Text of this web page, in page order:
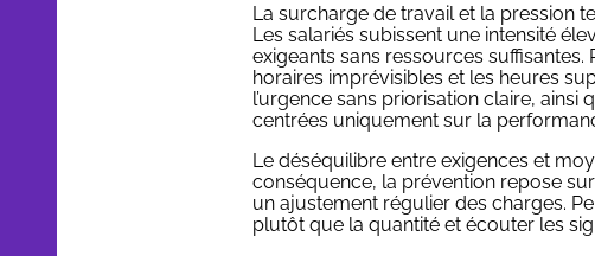
La surcharge de travail et la pression
Les salariés subissent une intensité
exigeants sans ressources
horaires imprévisibles et les heures
l’urgence sans priorisation claire,
centrées uniquement sur la
Le déséquilibre entre exigences et
conséquence, la prévention repose
un ajustement régulier des charges.
plutôt que la quantité et écouter les